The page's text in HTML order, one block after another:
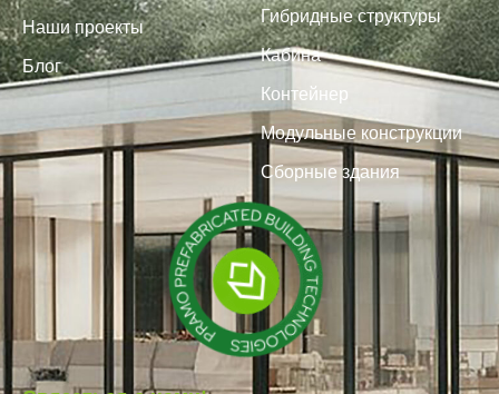
Наши проекты
Блог
Гибридные структуры
Кабина
Контейнер
Модульные конструкции
Сборные здания